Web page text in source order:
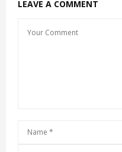
LEAVE A COMMENT